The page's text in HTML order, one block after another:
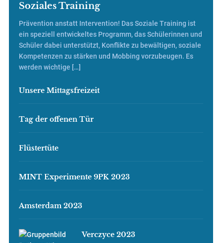
Soziales Training
Prävention anstatt Intervention! Das Soziale Training ist
ein speziell entwickeltes Programm, das Schülerinnen und
Schüler dabei unterstützt, Konflikte zu bewältigen, soziale
Kompetenzen zu stärken und Mobbing vorzubeugen. Es
werden wichtige […]
Unsere Mittagsfreizeit
Tag der offenen Tür
Flüstertüte
MINT Experimente 9PK 2023
Amsterdam 2023
Verczyce 2023